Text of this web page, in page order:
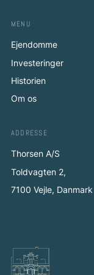
MENU
Ejendomme
Investeringer
Historien
Om os
ADDRESSE
Thorsen A/S
Toldvagten 2,
7100 Vejle, Danmark